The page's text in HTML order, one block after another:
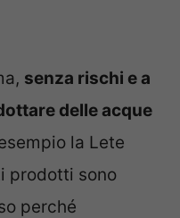
senza rischi e a
delle acque
la Lete
prodotti sono
perché